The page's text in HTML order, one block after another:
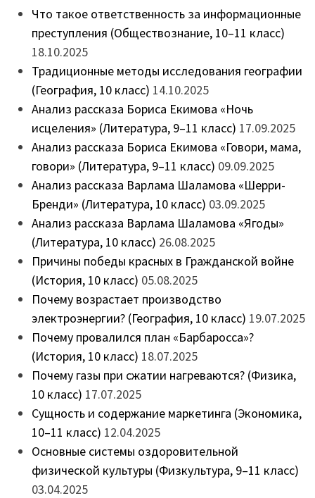
Что такое ответственность за информационные
преступления (Обществознание, 10–11 класс)
18.10.2025
Традиционные методы исследования географии
(География, 10 класс) 14.10.2025
Анализ рассказа Бориса Екимова «Ночь
исцеления» (Литература, 9–11 класс) 17.09.2025
Анализ рассказа Бориса Екимова «Говори, мама,
говори» (Литература, 9–11 класс) 09.09.2025
Анализ рассказа Варлама Шаламова «Шерри-
Бренди» (Литература, 10 класс) 03.09.2025
Анализ рассказа Варлама Шаламова «Ягоды»
(Литература, 10 класс) 26.08.2025
Причины победы красных в Гражданской войне
(История, 10 класс) 05.08.2025
Почему возрастает производство
электроэнергии? (География, 10 класс) 19.07.2025
Почему провалился план «Барбаросса»?
(История, 10 класс) 18.07.2025
Почему газы при сжатии нагреваются? (Физика,
10 класс) 17.07.2025
Сущность и содержание маркетинга (Экономика,
10–11 класс) 12.04.2025
Основные системы оздоровительной
физической культуры (Физкультура, 9–11 класс)
03.04.2025